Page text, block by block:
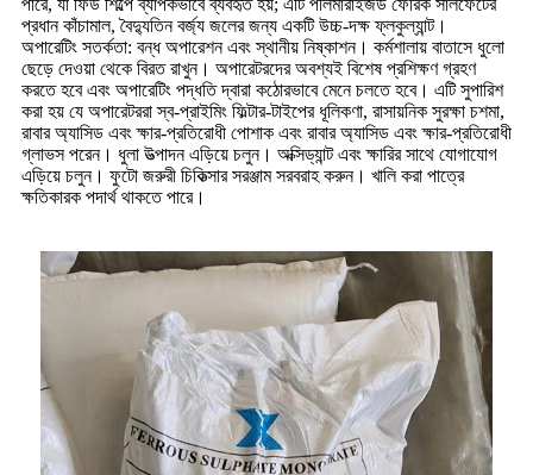
প্রধান কাঁচামাল, বৈদ্যুতিন বর্জ্য জলের জন্য একটি উচ্চ-দক্ষ ফ্লকুল্যান্ট।
অপারেটিং সতর্কতা: বন্ধ অপারেশন এবং স্থানীয় নিষ্কাশন। কর্মশালায় বাতাসে ধুলো
ছেড়ে দেওয়া থেকে বিরত রাখুন। অপারেটরদের অবশ্যই বিশেষ প্রশিক্ষণ গ্রহণ
করতে হবে এবং অপারেটিং পদ্ধতি দ্বারা কঠোরভাবে মেনে চলতে হবে। এটি সুপারিশ
করা হয় যে অপারেটররা স্ব-প্রাইমিং ফিল্টার-টাইপের ধূলিকণা, রাসায়নিক সুরক্ষা চশমা,
রাবার অ্যাসিড এবং ক্ষার-প্রতিরোধী পোশাক এবং রাবার অ্যাসিড এবং ক্ষার-প্রতিরোধী
গ্লাভস পরেন। ধুলা উত্পাদন এড়িয়ে চলুন। অক্সিড্যান্ট এবং ক্ষারির সাথে যোগাযোগ
এড়িয়ে চলুন। ফুটো জরুরী চিকিত্সার সরঞ্জাম সরবরাহ করুন। খালি করা পাত্রে
ক্ষতিকারক পদার্থ থাকতে পারে।